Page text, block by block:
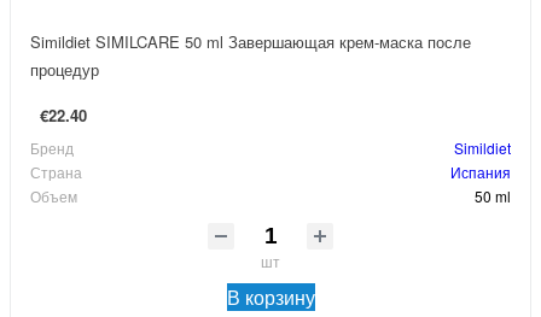
Simildiet SIMILCARE 50 ml Завершающая крем-маска после
процедур
€22.40
Бренд
Simildiet
Страна
Испания
Объем
50 ml
шт
В корзину